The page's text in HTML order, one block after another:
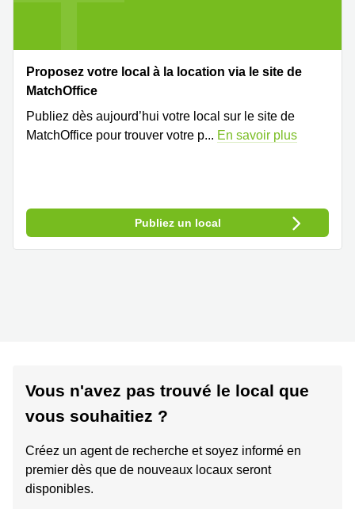
Proposez votre local à la location via le site de
MatchOffice
Publiez dès aujourd’hui votre local sur le site de
MatchOffice pour trouver votre p... En savoir plus
Publiez un local
Vous n'avez pas trouvé le local que
vous souhaitiez ?
Créez un agent de recherche et soyez informé en
premier dès que de nouveaux locaux seront
disponibles.